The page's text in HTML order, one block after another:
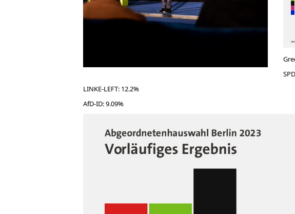
LINKE-LEFT: 12.2%
AfD-ID: 9.09%